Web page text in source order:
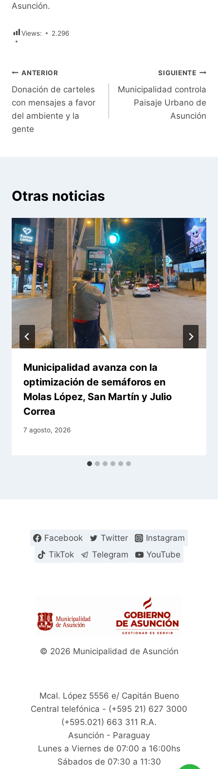
Asunción.
Views: 2.296
Navegación
de
entradas
ANTERIOR
Donación de carteles
con mensajes a favor
del ambiente y la
gente
SIGUIENTE
Municipalidad controla
Paisaje Urbano de
Asunción
Otras noticias
Municipalidad avanza con la
optimización de semáforos en
Molas López, San Martín y Julio
Correa
7 agosto, 2026
Facebook Twitter
Instagram
TikTok
Telegram YouTube
© 2026 Municipalidad de Asunción
Mcal. López 5556 e/ Capitán Bueno
Central telefónica - (+595 21) 627 3000
(+595.021) 663 311 R.A.
Asunción - Paraguay
Lunes a Viernes de 07:00 a 16:00hs
Sábados de 07:30 a 11:30